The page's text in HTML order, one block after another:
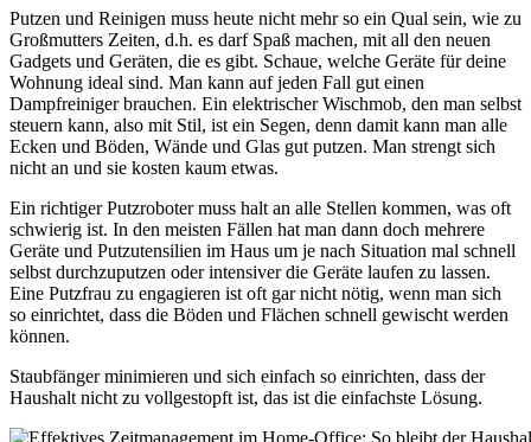
Putzen und Reinigen muss heute nicht mehr so ein Qual sein, wie zu
Großmutters Zeiten, d.h. es darf Spaß machen, mit all den neuen
Gadgets und Geräten, die es gibt. Schaue, welche Geräte für deine
Wohnung ideal sind. Man kann auf jeden Fall gut einen
Dampfreiniger brauchen. Ein elektrischer Wischmob, den man selbst
steuern kann, also mit Stil, ist ein Segen, denn damit kann man alle
Ecken und Böden, Wände und Glas gut putzen. Man strengt sich
nicht an und sie kosten kaum etwas.
Ein richtiger Putzroboter muss halt an alle Stellen kommen, was oft
schwierig ist. In den meisten Fällen hat man dann doch mehrere
Geräte und Putzutensilien im Haus um je nach Situation mal schnell
selbst durchzuputzen oder intensiver die Geräte laufen zu lassen.
Eine Putzfrau zu engagieren ist oft gar nicht nötig, wenn man sich
so einrichtet, dass die Böden und Flächen schnell gewischt werden
können.
Staubfänger minimieren und sich einfach so einrichten, dass der
Haushalt nicht zu vollgestopft ist, das ist die einfachste Lösung.